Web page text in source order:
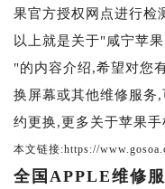
果官方授权网点进行检
以上就是关于"咸宁苹
"的内容介绍,希望对您
换屏幕或其他维修服务
约更换,更多关于苹果
本文链接:https://
全国APPLE维修